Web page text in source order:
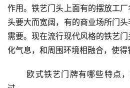
入
户
门
门
作用。铁艺门头上面有的摆放工
头要大而宽阔，有的商业场所门
需要。现在流行现代风格的铁艺
化气息，和周围环境相融合，使得